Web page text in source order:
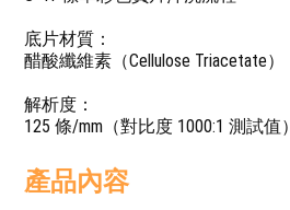
底片材質：
醋酸纖維素（Cellulose Triacetate）
解析度：
125 條/mm（對比度 1000:1 測試值）
產品內容